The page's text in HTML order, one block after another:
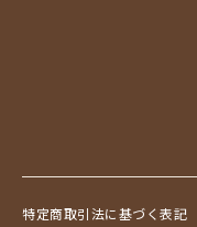
特定商取引法に基づく表記